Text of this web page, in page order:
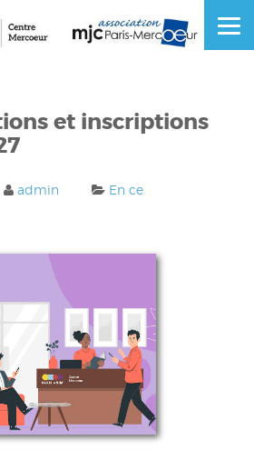
et inscriptions
admin
En ce